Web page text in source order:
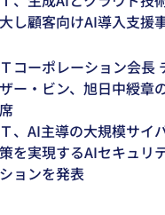
し顧客向けAI導入支援
コーポレーション会長
ー・ビン、旭日中綬章
、AI主導の大規模サイ
を実現するAIセキュリ
ョンを発表